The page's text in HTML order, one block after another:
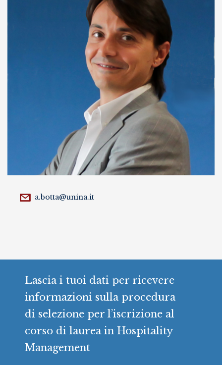
a.botta@unina.it
Lascia i tuoi dati per ricevere
informazioni sulla procedura
di selezione per l’iscrizione al
corso di laurea in Hospitality
Management